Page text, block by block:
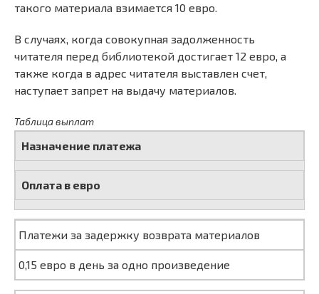
такого материала взимается 10 евро.
В случаях, когда совокупная задолженность
читателя перед библиотекой достигает 12 евро, а
также когда в адрес читателя выставлен счет,
наступает запрет на выдачу материалов.
Таблица выплат
Назначение платежа
Оплата в евро
Платежи за задержку возврата материалов
0,15 евро в день за одно произведение